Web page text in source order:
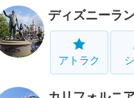
ディズニーラ
アトラク